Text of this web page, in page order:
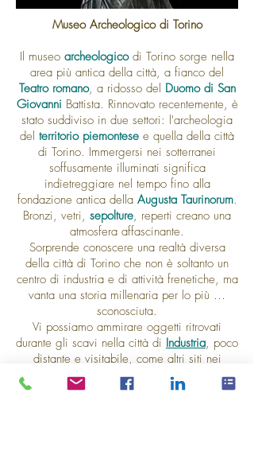
Museo Archeologico di Torino
Il museo archeologicodi Torino sorge nella
area più antica della città, a fianco del
Teatro romano, a ridosso del Duomo di San
Giovanni Battista. Rinnovato recentemente, è
stato suddiviso in due settori: l'archeologia
del territorio piemontese e quella della città
di Torino. Immergersi nei sotterranei
soffusamente illuminati significa
indietreggiare nel tempo fino alla
fondazione antica della Augusta Taurinorum.
Bronzi, vetri, sepolture, reperti creano una
atmosfera affascinante.
Sorprende conoscere una realtà diversa
della città di Torino che non è soltanto un
centro di industria e di attività frenetiche, ma
vanta una storia millenaria per lo più …
sconosciuta.
Vi possiamo ammirare oggetti ritrovati
durante gli scavi nella città di Industria, poco
distante e visitabile, come altri siti nei
dintorni, in abbinamento a questo Museo.